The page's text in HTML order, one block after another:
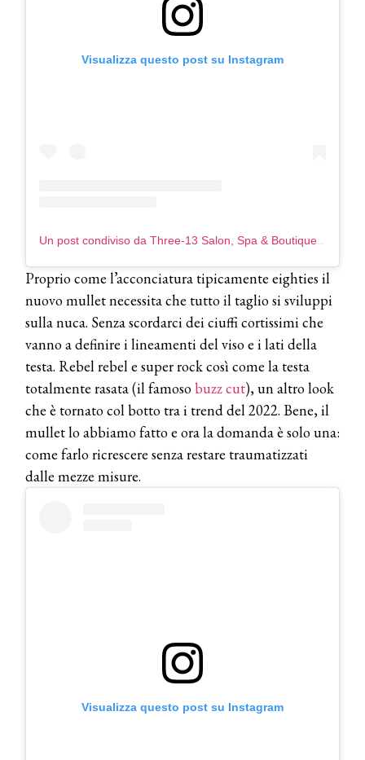
Visualizza questo post su Instagram
Un post condiviso da Three-13 Salon, Spa & Boutique (@three13salonspa)
Proprio come l’acconciatura tipicamente eighties il
nuovo mullet necessita che tutto il taglio si sviluppi
sulla nuca. Senza scordarci dei ciuffi cortissimi che
vanno a definire i lineamenti del viso e i lati della
testa. Rebel rebel e super rock così come la testa
totalmente rasata (il famosobuzz cut), un altro look
che è tornato col botto tra i trend del 2022. Bene, il
mullet lo abbiamo fatto e ora la domanda è solo una:
come farlo ricrescere senza restare traumatizzati
dalle mezze misure.
Visualizza questo post su Instagram